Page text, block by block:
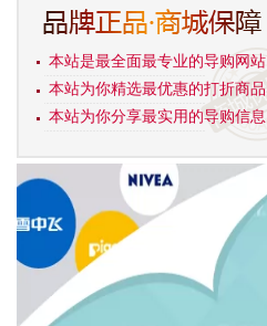
本站是最全面最专业的导购网站
本站为你精选最优惠的打折商品
本站为你分享最实用的导购信息